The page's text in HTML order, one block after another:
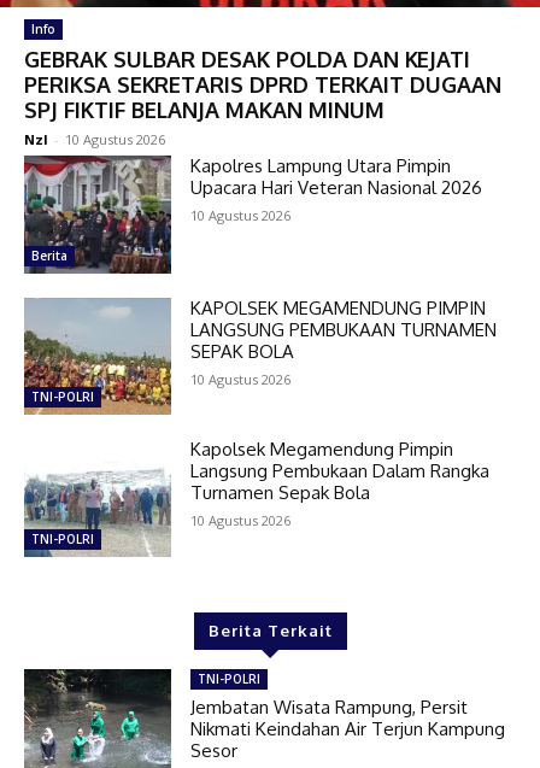
Info
GEBRAK SULBAR DESAK POLDA DAN KEJATI
PERIKSA SEKRETARIS DPRD TERKAIT DUGAAN
SPJ FIKTIF BELANJA MAKAN MINUM
Nzl - 10 Agustus 2026
Berita
Kapolres Lampung Utara Pimpin
Upacara Hari Veteran Nasional 2026
10 Agustus 2026
TNI-POLRI
KAPOLSEK MEGAMENDUNG PIMPIN
LANGSUNG PEMBUKAAN TURNAMEN
SEPAK BOLA
10 Agustus 2026
TNI-POLRI
Kapolsek Megamendung Pimpin
Langsung Pembukaan Dalam Rangka
Turnamen Sepak Bola
10 Agustus 2026
Berita Terkait
TNI-POLRI
Jembatan Wisata Rampung, Persit
Nikmati Keindahan Air Terjun Kampung
Sesor